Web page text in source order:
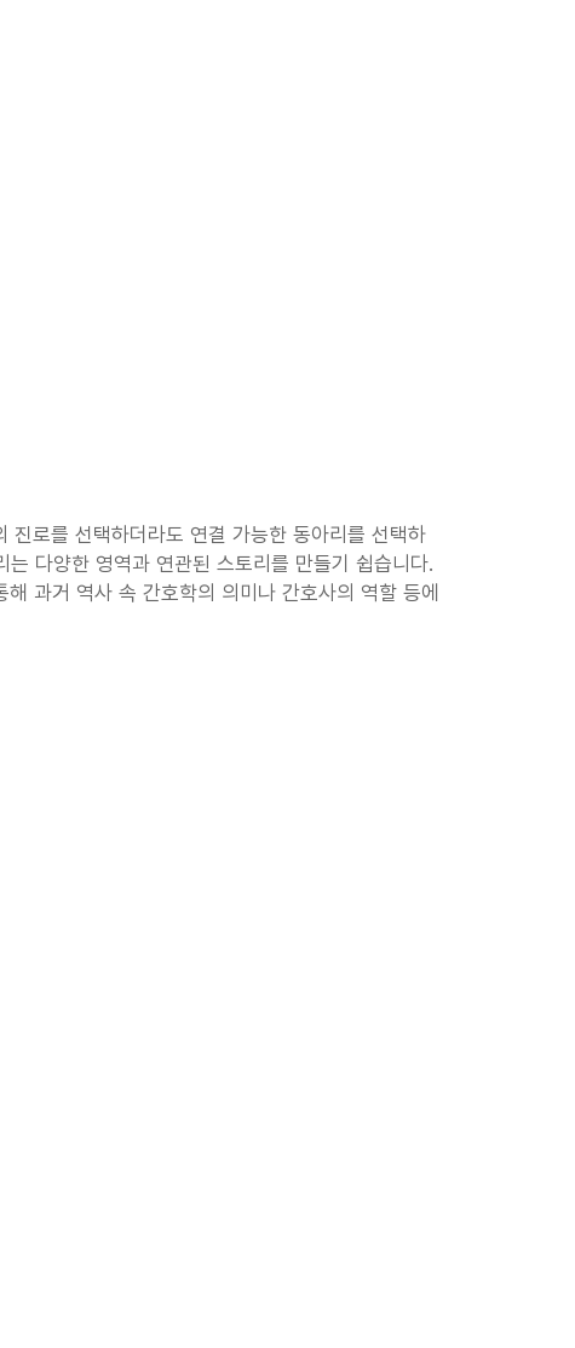
로를 선택하더라도 연결 가능한 동아리를 선택하
다양한 영역과 연관된 스토리를 만들기 쉽습니다.
과거 역사 속 간호학의 의미나 간호사의 역할 등에